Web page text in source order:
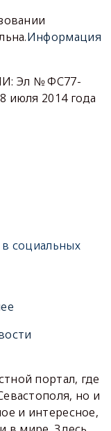
Информация
Эл № ФС77-
июля 2014 года
социальных
портал, где
но и
и интересное,